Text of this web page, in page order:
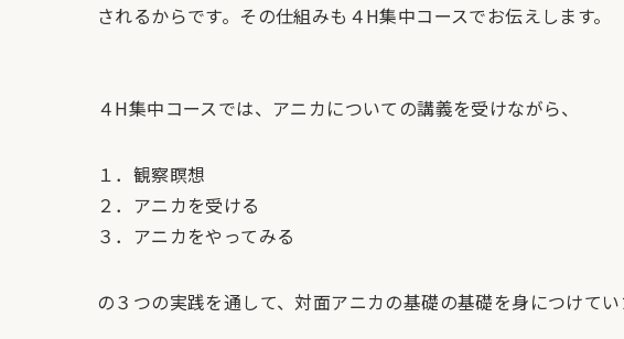
されるからです。その仕組みも４H集中コースでお伝えします。
４H集中コースでは、アニカについての講義を受けながら、
１．観察瞑想
２．アニカを受ける
３．アニカをやってみる
の３つの実践を通して、対面アニカの基礎の基礎を身につけてい